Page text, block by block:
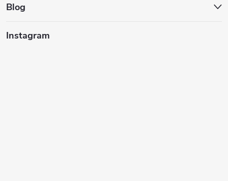
Blog
Instagram